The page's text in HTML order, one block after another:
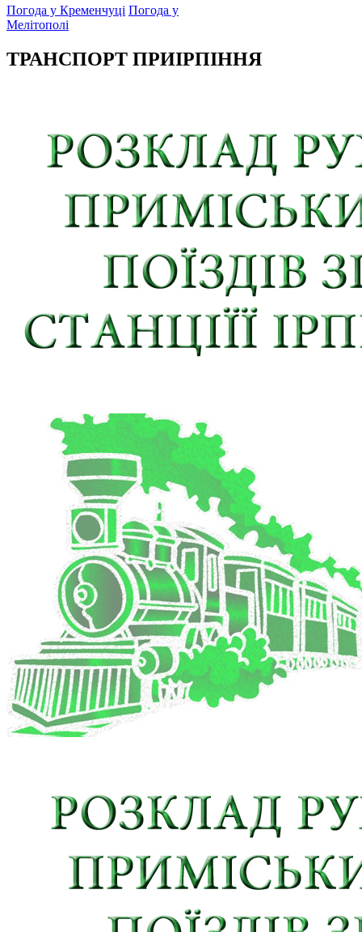
Погода у Кременчуці Погода у
Мелітополі
ТРАНСПОРТ ПРИІРПІННЯ